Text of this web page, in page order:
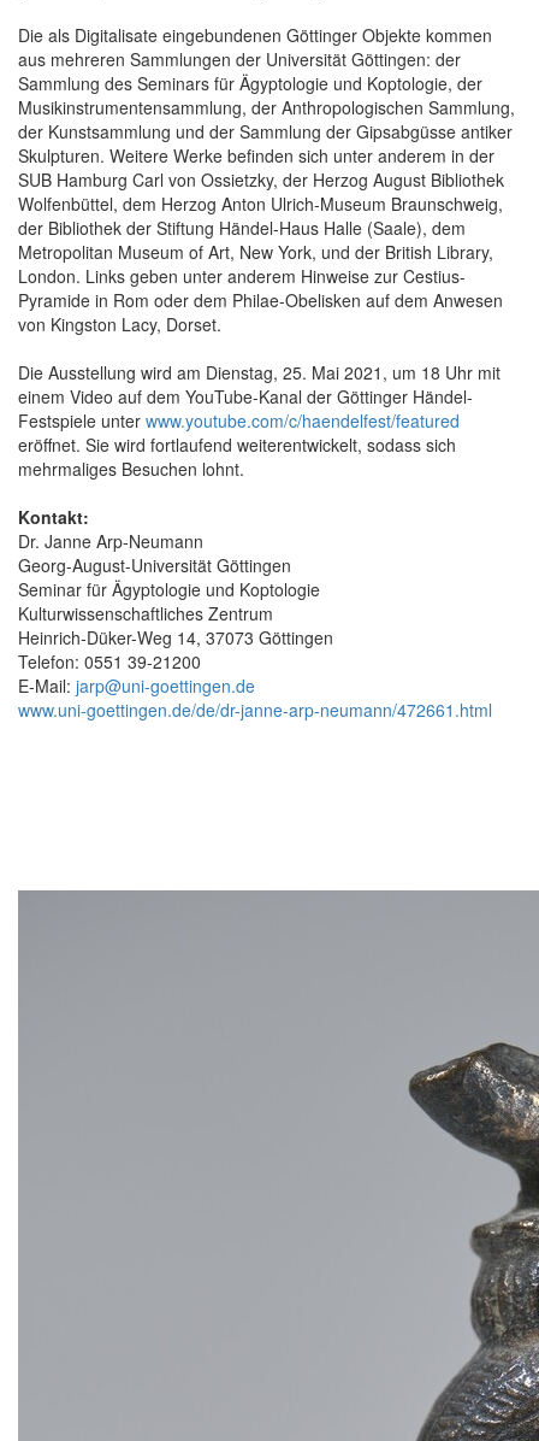
Die als Digitalisate eingebundenen Göttinger Objekte kommen
aus mehreren Sammlungen der Universität Göttingen: der
Sammlung des Seminars für Ägyptologie und Koptologie, der
Musikinstrumentensammlung, der Anthropologischen Sammlung,
der Kunstsammlung und der Sammlung der Gipsabgüsse antiker
Skulpturen. Weitere Werke befinden sich unter anderem in der
SUB Hamburg Carl von Ossietzky, der Herzog August Bibliothek
Wolfenbüttel, dem Herzog Anton Ulrich-Museum Braunschweig,
der Bibliothek der Stiftung Händel-Haus Halle (Saale), dem
Metropolitan Museum of Art, New York, und der British Library,
London. Links geben unter anderem Hinweise zur Cestius-
Pyramide in Rom oder dem Philae-Obelisken auf dem Anwesen
von Kingston Lacy, Dorset.
Die Ausstellung wird am Dienstag, 25. Mai 2021, um 18 Uhr mit
einem Video auf dem YouTube-Kanal der Göttinger Händel-
Festspiele unter www.youtube.com/c/haendelfest/featured
eröffnet. Sie wird fortlaufend weiterentwickelt, sodass sich
mehrmaliges Besuchen lohnt.
Kontakt:
Dr. Janne Arp-Neumann
Georg-August-Universität Göttingen
Seminar für Ägyptologie und Koptologie
Kulturwissenschaftliches Zentrum
Heinrich-Düker-Weg 14, 37073 Göttingen
Telefon: 0551 39-21200
E-Mail: jarp@uni-goettingen.de
www.uni-goettingen.de/de/dr-janne-arp-neumann/472661.html